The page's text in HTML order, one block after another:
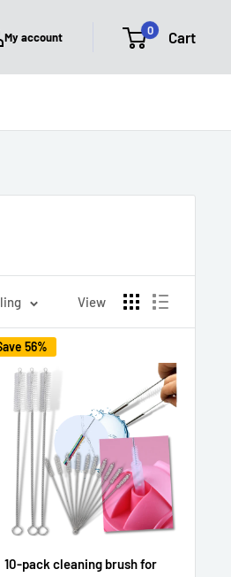
My account 0 Cart
View
56%
10-pack cleaning brush for